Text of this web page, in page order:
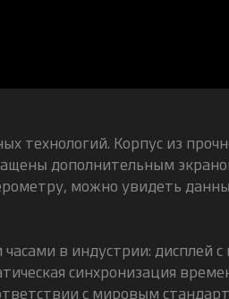
Корпус из
дополнительным
можно увидеть
в индустрии: дисплей с
синхронизация
с мировым